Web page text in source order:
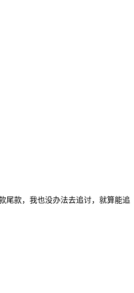
尾款，我也没办法去追讨，就算能追